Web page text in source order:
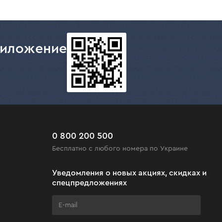
0 800 200 500
Бесплатно с любого номера по Украине
Уведомления о новых акциях, скидках и
спецпредложениях